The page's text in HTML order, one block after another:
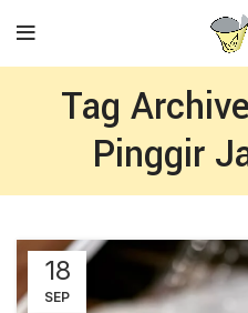
Tag
Pinggir
18
SEP